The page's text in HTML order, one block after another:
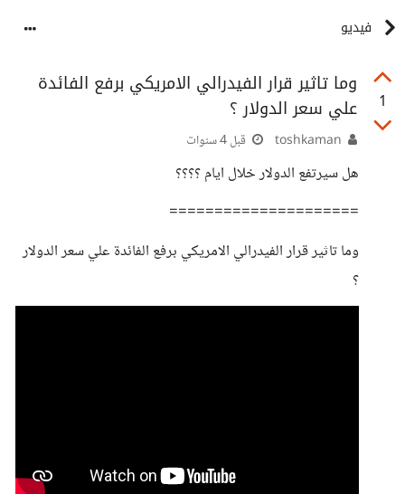
فيديو
1
وما تاثير قرار الفيدرالي الامريكي برفع الفائدة
علي سعر الدولار ؟
قبل 4 سنوات
هل سيرتفع الدولار خلال ايام ؟؟؟؟
=====================
وما تاثير قرار الفيدرالي الامريكي برفع الفائدة علي سعر الدولار
؟